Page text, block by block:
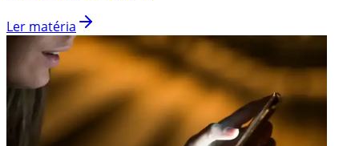
Ler matéria